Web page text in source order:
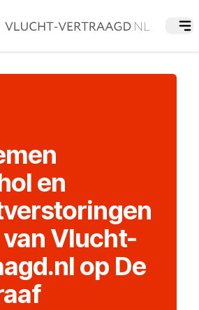
en
van Vlucht-
op De